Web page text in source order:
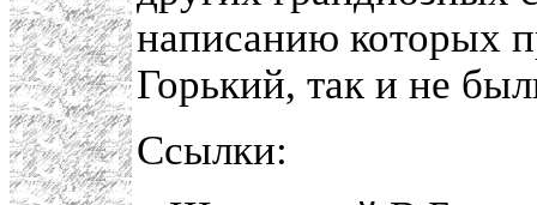
написанию которых
Горький, так и не
Ссылки: